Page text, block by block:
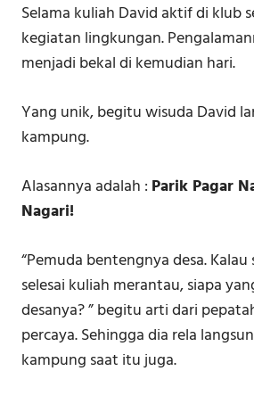
Selama kuliah David aktif di klub
kegiatan lingkungan.
menjadi bekal di kemudian hari.
Yang unik, begitu wisuda David
kampung.
Alasannya adalah : Parik Pagar
Nagari!
“Pemuda bentengnya desa.
selesai kuliah merantau, siapa
desanya? ” begitu arti dari
percaya. Sehingga dia rela
kampung saat itu juga.